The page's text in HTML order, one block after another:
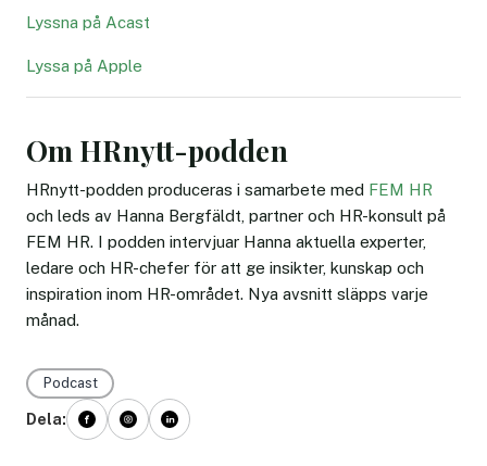
Lyssna på Acast
Lyssa på Apple
Om HRnytt-podden
HRnytt-podden produceras i samarbete med FEM HR
och leds av Hanna Bergfäldt, partner och HR-konsult på
FEM HR. I podden intervjuar Hanna aktuella experter,
ledare och HR-chefer för att ge insikter, kunskap och
inspiration inom HR-området. Nya avsnitt släpps varje
månad.
Podcast
Dela: